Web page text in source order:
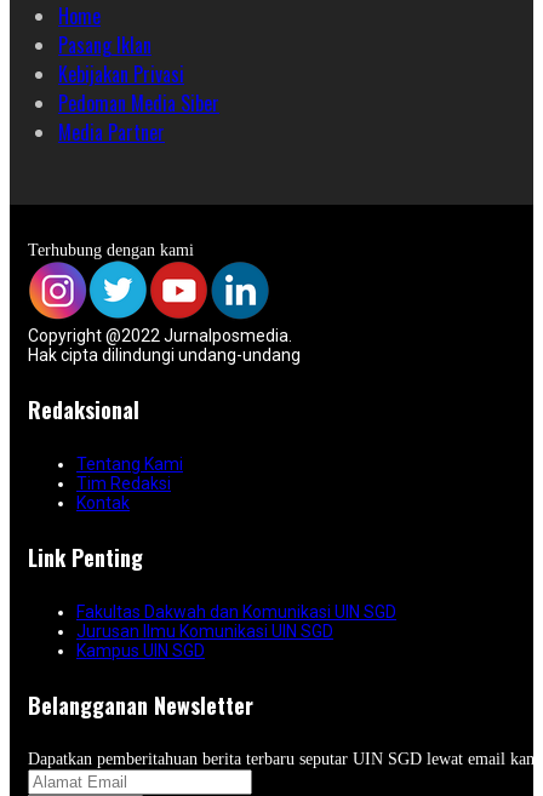
Home
Pasang Iklan
Kebijakan Privasi
Pedoman Media Siber
Media Partner
Terhubung dengan kami
Copyright @2022 Jurnalposmedia.
Hak cipta dilindungi undang-undang
Redaksional
Tentang Kami
Tim Redaksi
Kontak
Link Penting
Fakultas Dakwah dan Komunikasi UIN SGD
Jurusan Ilmu Komunikasi UIN SGD
Kampus UIN SGD
Belangganan Newsletter
Dapatkan pemberitahuan berita terbaru seputar UIN SGD lewat email